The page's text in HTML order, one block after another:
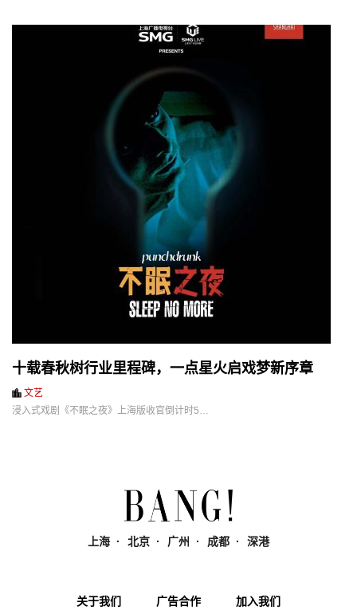
十载春秋树行业里程碑，一点星火启戏梦新序章
文艺
浸入式戏剧《不眠之夜》上海版收官倒计时5…
上海 北京 广州 成都 深港
关于我们 广告合作 加入我们